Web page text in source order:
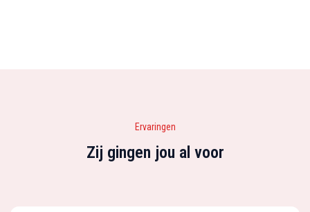
Ervaringen
Zij gingen jou al voor